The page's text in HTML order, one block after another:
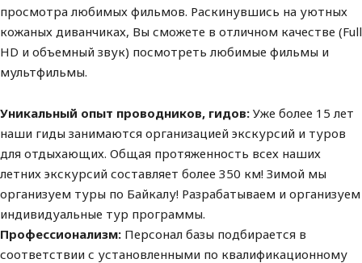
просмотра любимых фильмов. Раскинувшись на уютных
кожаных диванчиках, Вы сможете в отличном качестве (Full
HD и объемный звук) посмотреть любимые фильмы и
мультфильмы.
Уникальный опыт проводников, гидов: Уже более 15 лет
наши гиды занимаются организацией экскурсий и туров
для отдыхающих. Общая протяженность всех наших
летних экскурсий составляет более 350 км! Зимой мы
организуем туры по Байкалу! Разрабатываем и организуем
индивидуальные тур программы.
Профессионализм: Персонал базы подбирается в
соответствии с установленными по квалификационному